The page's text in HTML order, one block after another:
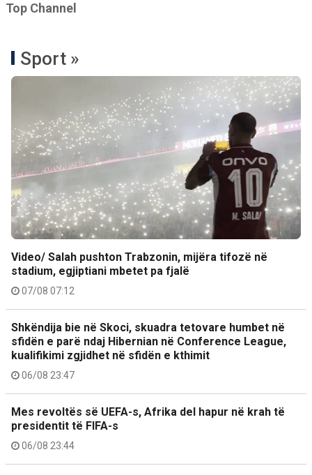
Top Channel
Sport »
Video/ Salah pushton Trabzonin, mijëra tifozë në
stadium, egjiptiani mbetet pa fjalë
07/08 07:12
Shkëndija bie në Skoci, skuadra tetovare humbet në
sfidën e parë ndaj Hibernian në Conference League,
kualifikimi zgjidhet në sfidën e kthimit
06/08 23:47
Mes revoltës së UEFA-s, Afrika del hapur në krah të
presidentit të FIFA-s
06/08 23:44